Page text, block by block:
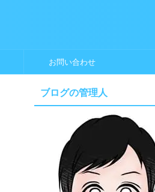
お問い合わせ
ブログの管理人